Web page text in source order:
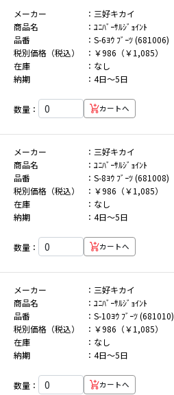
メーカー
三好キカイ
商品名
ﾕﾆﾊﾞｰｻﾙｼﾞｮｲﾝﾄ
品番
S-6ﾖｳ ﾌﾞｰﾂ (681006)
税別価格（税込）
￥986（￥1,085）
在庫
なし
納期
4日～5日
数量： カートへ
メーカー
三好キカイ
商品名
ﾕﾆﾊﾞｰｻﾙｼﾞｮｲﾝﾄ
品番
S-8ﾖｳ ﾌﾞｰﾂ (681008)
税別価格（税込）
￥986（￥1,085）
在庫
なし
納期
4日～5日
数量： カートへ
メーカー
三好キカイ
商品名
ﾕﾆﾊﾞｰｻﾙｼﾞｮｲﾝﾄ
品番
S-10ﾖｳ ﾌﾞｰﾂ (681010)
税別価格（税込）
￥986（￥1,085）
在庫
なし
納期
4日～5日
数量： カートへ